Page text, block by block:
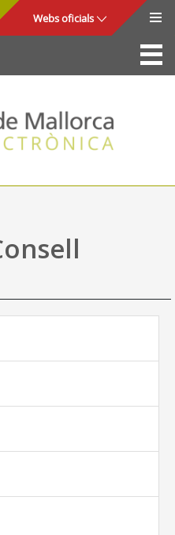
Webs oficials
La Seu
Consell de Mallorca
Accés i seguretat
Utilitats
Ajuda